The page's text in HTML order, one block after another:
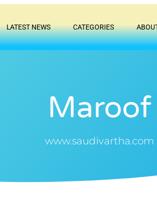
LATEST NEWS CATEGORIES
Maroof
www.saudivartha.com